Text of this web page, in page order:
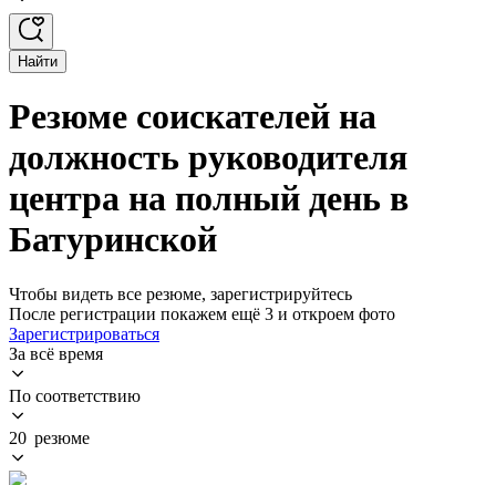
Найти
Резюме соискателей на
должность руководителя
центра на полный день в
Батуринской
Чтобы видеть все резюме, зарегистрируйтесь
После регистрации покажем ещё 3 и откроем фото
Зарегистрироваться
За всё время
По соответствию
20 резюме